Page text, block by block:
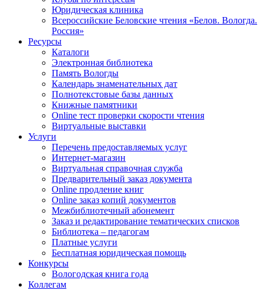
Юридическая клиника
Всероссийские Беловские чтения «Белов. Вологда.
Россия»
Ресурсы
Каталоги
Электронная библиотека
Память Вологды
Календарь знаменательных дат
Полнотекстовые базы данных
Книжные памятники
Online тест проверки скорости чтения
Виртуальные выставки
Услуги
Перечень предоставляемых услуг
Интернет-магазин
Виртуальная справочная служба
Предварительный заказ документа
Online продление книг
Online заказ копий документов
Межбиблиотечный абонемент
Заказ и редактирование тематических списков
Библиотека – педагогам
Платные услуги
Бесплатная юридическая помощь
Конкурсы
Вологодская книга года
Коллегам